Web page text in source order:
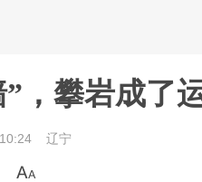
，攀岩成了
辽宁